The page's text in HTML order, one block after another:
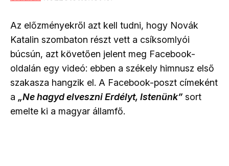
Az előzményekről azt kell tudni, hogy Novák
Katalin szombaton részt vett a csíksomlyói
búcsún, azt követően jelent meg Facebook-
oldalán egy videó: ebben a székely himnusz első
szakasza hangzik el. A Facebook-poszt címeként
a „Ne hagyd elveszni Erdélyt, Istenünk” sort
emelte ki a magyar államfő.